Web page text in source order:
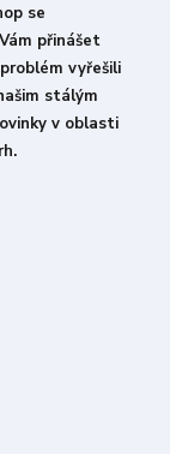
se
přinášet
vyřešili
stálým
v oblasti